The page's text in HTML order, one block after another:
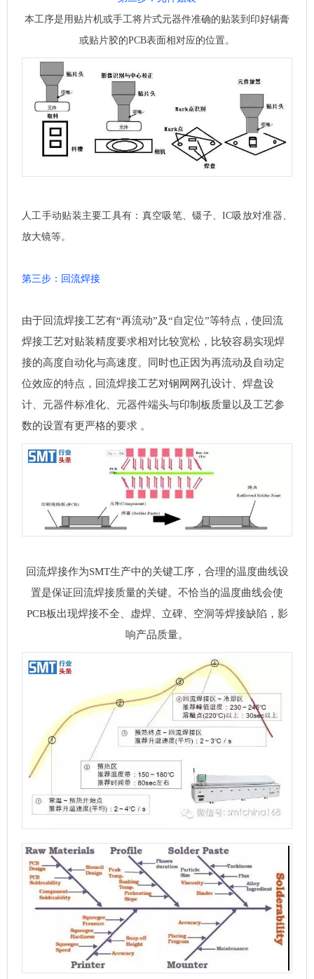
本工序是用贴片机或手工将片式元器件准确的贴装到印好锡膏
或贴片胶的PCB表面相对应的位置。
人工手动贴装主要工具有：真空吸笔、镊子、IC吸放对准器、
放大镜等。
第三步：回流焊接
由于回流焊接工艺有“再流动”及“自定位”等特点，使回流
焊接工艺对贴装精度要求相对比较宽松，比较容易实现焊
接的高度自动化与高速度。同时也正因为再流动及自动定
位效应的特点，回流焊接工艺对钢网网孔设计、焊盘设
计、元器件标准化、元器件端头与印制板质量以及工艺参
数的设置有更严格的要求 。
回流焊接作为SMT生产中的关键工序，合理的温度曲线设
置是保证回流焊接质量的关键。不恰当的温度曲线会使
PCB板出现焊接不全、虚焊、立碑、空洞等焊接缺陷，影
响产品质量。